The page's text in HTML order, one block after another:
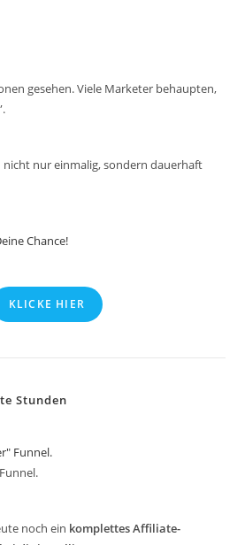
gesehen. Viele Marketer behaupten,
nicht nur einmalig, sondern dauerhaft
Chance!
KLICKE HIER
Stunden
noch ein komplettes Affiliate-